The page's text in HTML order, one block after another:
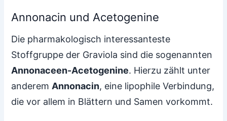
Annonacin und Acetogenine
Die pharmakologisch interessanteste
Stoffgruppe der Graviola sind die sogenannten
Annonaceen-Acetogenine. Hierzu zählt unter
anderemAnnonacin, eine lipophile Verbindung,
die vor allem in Blättern und Samen vorkommt.